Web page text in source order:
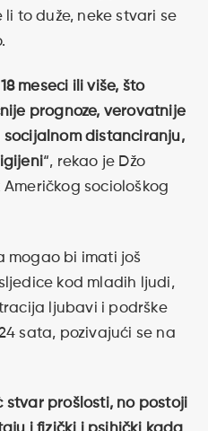
to duže, neke stvari se
meseci ili više, što
prognoze, verovatnije
distanciranju,
“, rekao je Džo
sociološkog
mogao bi imati još
kod mladih ljudi,
ljubavi i podrške
sata, pozivajući se na
stvar prošlosti, no postoji